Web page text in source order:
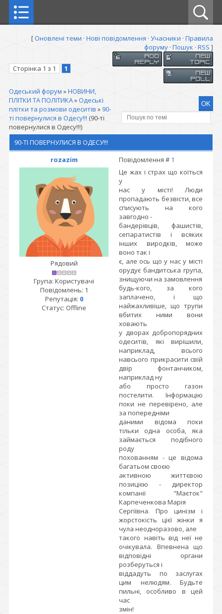
[Оновлені теми · Нові повідомлення · Учасники · Правила
форуму · Пошук · RSS ]
Сторінка 1 з 1 1
Одеський форум »НОВИНИ,
ПЛІТКИ ТА ПОЛІТИКА»Одеські
плітки та розмови одеситів » 90-
ті повернулися в Одесу!!! (90-ті
повернулися в Одесу!!!)
90-ТІ ПОВЕРНУЛИСЯ В ОДЕСУ!!!
rozazim
Повідомлення # 1
Рядовий
Група: Користувачі
Повідомлень: 1
Репутація: 0
Статус: Offline
Це жах і страх що коїться
у
нас у місті! Люди
пропадають безвісти, все
списують на кого
завгодно -
бандерівців, фашистів,
сепаратистів і всяких
інших виродків, може
воно так і
є, але ось що у нас у місті
орудує бандитська група,
знищуючи на замовлення
будь-кого, за кого
заплачено, і що
найжахливіше, що трупи
вбитих ними вони
ховають
у дворах добропорядних
одеситів, які вирішили,
наприклад, всього
навсього прикрасити свій
двір фонтанчиком,
наприклад ну
або просто газон
постелити. Інформацію
поки не перевірено, але
за попередніми
даними відома поки
тільки одна особа, яка
займається подібного
роду
похованням - це відома
багатьом своєю
активною життєвою
позицією - директор
компанії "Маєток"
Карпеченкова Марія
Сергіївна. Про цинізм і
жорстокість цієї жінки я
чула неодноразово, але
такого навіть від неї не
очікувала. Впевнена що
відповідні органи
розберуться і
віддадуть по заслугах
цим нелюдям. Будьте
пильні, особливо в цей
час
змін!